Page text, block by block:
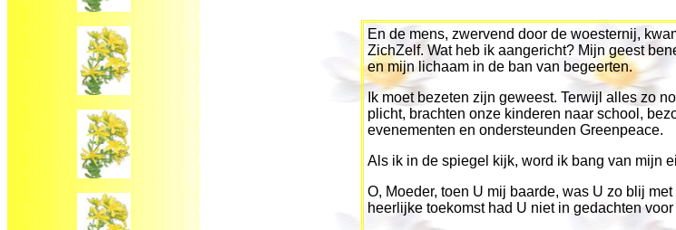
En de mens, zwervend door de woesternij,
ZichZelf. Wat heb ik aangericht? Mijn geest
en mijn lichaam in de ban van begeerten.
Ik moet bezeten zijn geweest. Terwijl alles zo
plicht, brachten onze kinderen naar school,
evenementen en ondersteunden Greenpeace.
Als ik in de spiegel kijk, word ik bang van mijn
O, Moeder, toen U mij baarde, was U zo blij
heerlijke toekomst had U niet in gedachten voor